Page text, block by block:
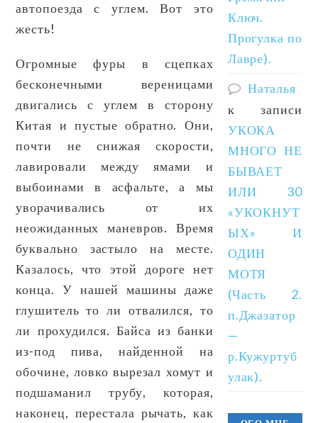
автопоезда с углем. Вот это
жесть!
Огромные фуры в сцепках
бесконечными вереницами
двигались с углем в сторону
Китая и пустые обратно. Они,
почти не снижая скорости,
лавировали между ямами и
выбоинами в асфальте, а мы
уворачивались от их
неожиданных маневров. Время
буквально застыло на месте.
Казалось, что этой дороге нет
конца. У нашей машины даже
глушитель то ли отвалился, то
ли прохудился. Байса из банки
из-под пива, найденной на
обочине, ловко вырезал хомут и
подшаманил трубу, которая,
наконец, перестала рычать, как
Ключ.
Прогулка по
Лавре).
Наталья
к записи
УКОКА
МНОГО НЕ
БЫВАЕТ
ИЛИ 30
«УКОКНУТ
ЫХ» И
ОДИН
МОТЯ
(Часть 2.
п.Джазатор
—
р.Кужуртуб
улак).